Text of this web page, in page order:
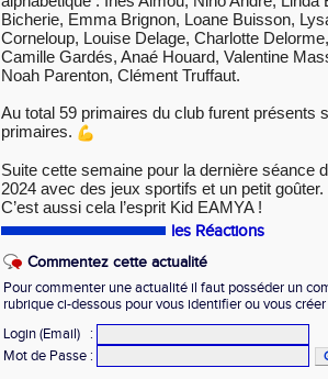
Bicherie, Emma Brignon, Loane Buisson,
Corneloup, Louise Delage, Charlotte
Camille Gardés, Anaé Houard, Valentine
Noah Parenton, Clément Truffaut.
Au total 59 primaires du club furent présents
primaires.
Suite cette semaine pour la dernière séance
2024 avec des jeux sportifs et un petit goûter.
C’est aussi cela l’esprit Kid EAMYA !
les Réactions
Commentez cette actualité
Pour commenter une actualité il faut posséder un
rubrique ci-dessous pour vous identifier ou vous
Login (Email)
:
Mot de Passe :